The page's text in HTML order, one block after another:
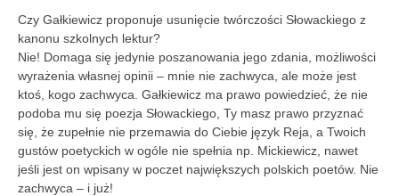
Czy Gałkiewicz proponuje usunięcie twórczości Słowackiego z
kanonu szkolnych lektur?
Nie! Domaga się jedynie poszanowania jego zdania, możliwości
wyrażenia własnej opinii – mnie nie zachwyca, ale może jest
ktoś, kogo zachwyca. Gałkiewicz ma prawo powiedzieć, że nie
podoba mu się poezja Słowackiego, Ty masz prawo przyznać
się, że zupełnie nie przemawia do Ciebie język Reja, a Twoich
gustów poetyckich w ogóle nie spełnia np. Mickiewicz, nawet
jeśli jest on wpisany w poczet największych polskich poetów. Nie
zachwyca – i już!